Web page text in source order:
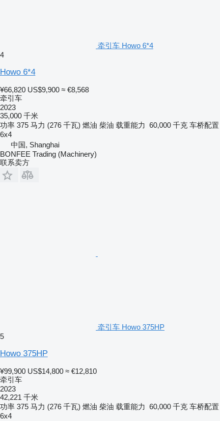
牵引车 Howo 6*4
4
Howo 6*4
¥66,820 US$9,900 ≈ €8,568
牵引车
2023
35,000 千米
功率 375 马力 (276 千瓦) 燃油 柴油 载重能力 60,000 千克 车桥配置
6x4
中国, Shanghai
BONFEE Trading (Machinery)
联系卖方
牵引车 Howo 375HP
5
Howo 375HP
¥99,900 US$14,800 ≈ €12,810
牵引车
2023
42,221 千米
功率 375 马力 (276 千瓦) 燃油 柴油 载重能力 60,000 千克 车桥配置
6x4